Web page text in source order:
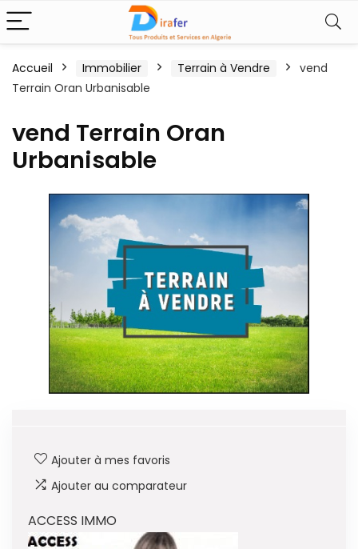
Accueil Immobilier Terrain à Vendre
vend
Terrain Oran Urbanisable
vend Terrain Oran
Urbanisable
Ajouter à mes favoris
Ajouter au comparateur
ACCESS IMMO